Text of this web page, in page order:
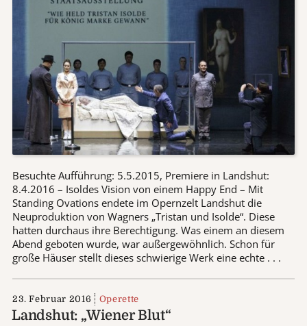
Besuchte Aufführung: 5.5.2015, Premiere in Landshut:
8.4.2016 – Isoldes Vision von einem Happy End – Mit
Standing Ovations endete im Opernzelt Landshut die
Neuproduktion von Wagners „Tristan und Isolde“. Diese
hatten durchaus ihre Berechtigung. Was einem an diesem
Abend geboten wurde, war außergewöhnlich. Schon für
große Häuser stellt dieses schwierige Werk eine echte . . .
23. Februar 2016 Operette
Landshut: „Wiener Blut“